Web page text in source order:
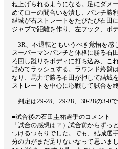
ね上げられるようになる。足にダメ
めてローの間合いを潰し、パンチ勝
結城が右ストレートをたびたび石田
ジャブで距離を作り、左フック、ボ
3R、不退転ともいうべき覚悟を感
スーパーマンパンチと体格に勝る石
ろ回し蹴りをボディに打ち込み、こ
詰めてラッシュする。ラウンド終盤
なり、馬力で勝る石田が押して結城
ストレートを中心に応戦して試合を終
判定は29-28、29-28、30-28の3-0
■試合後の石田圭祐選手のコメント
「試合の感想は？）試合前からずっ
つけるつもりでした。でも、結城選
分の力がまだ足りないなって思いま